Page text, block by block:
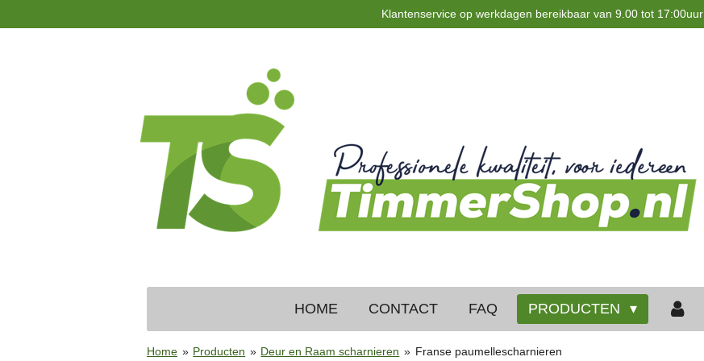
direct
Klantenservice op werkdagen bereikbaar van 9.00 tot 17:00uur
HOME CONTACT FAQ PRODUCTEN
Home » Producten » Deur en Raam scharnieren » Franse paumellescharnieren